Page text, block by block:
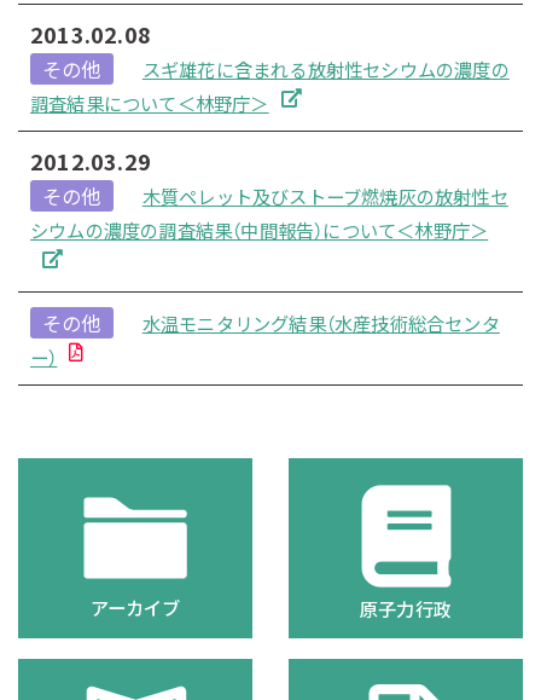
2013.02.08
その他
スギ雄花に含まれる放射性セシウムの濃度の
調査結果について＜林野庁＞
2012.03.29
その他
木質ペレット及びストーブ燃焼灰の放射性セ
シウムの濃度の調査結果（中間報告）について＜林野庁＞
その他
水温モニタリング結果（水産技術総合センタ
ー）
アーカイブ 原子力行政